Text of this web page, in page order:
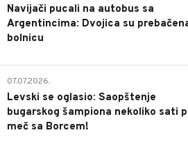
Navijači pucali na autobus sa
Argentincima: Dvojica su
bolnicu
07.07.2026.
Levski se oglasio: Saopštenje
bugarskog šampiona nekoliko sati
meč sa Borcem!